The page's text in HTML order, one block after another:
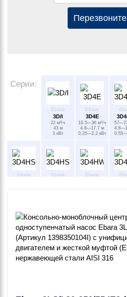
Серии:
Ebara
3D/I
22 м³/ч
43 м
3 кВт
Ebara
3D4E
10.5—36 м³/ч
4.8—17.7 м
0.25—2.2 кВт
Ebara
10.5—60 м³/ч
Ebara
57—72 м³/ч
Ebara
10.5—36 м³/ч
Ebara
3DE/M
126—138 м³/ч
29—65 м
Ebara
3DHS
18—35.4 м
Ebara
3DHS/I
18—126 м³/ч
18—70 м